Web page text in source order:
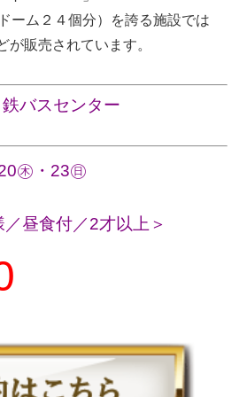
ーム２４個分）を誇る施設では
が販売されています。
バスセンター
㊍・23㊐
／昼食付／2才以上＞